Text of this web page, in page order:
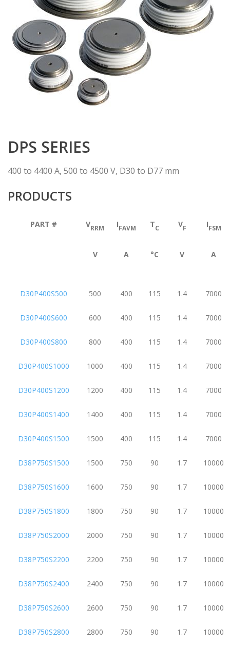
DPS SERIES
400 to 4400 A, 500 to 4500 V, D30 to D77 mm
PRODUCTS
PART # VRRM IFAVM TC VF IFSM
V A °C V A
D30P400S500 500 400 115 1.4 7000
D30P400S600 600 400 115 1.4 7000
D30P400S800 800 400 115 1.4 7000
D30P400S1000 1000 400 115 1.4 7000
D30P400S1200 1200 400 115 1.4 7000
D30P400S1400 1400 400 115 1.4 7000
D30P400S1500 1500 400 115 1.4 7000
D38P750S1500 1500 750 90 1.7 10000
D38P750S1600 1600 750 90 1.7 10000
D38P750S1800 1800 750 90 1.7 10000
D38P750S2000 2000 750 90 1.7 10000
D38P750S2200 2200 750 90 1.7 10000
D38P750S2400 2400 750 90 1.7 10000
D38P750S2600 2600 750 90 1.7 10000
D38P750S2800 2800 750 90 1.7 10000